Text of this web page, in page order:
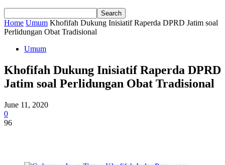
Home Umum Khofifah Dukung Inisiatif Raperda DPRD Jatim soal
Perlidungan Obat Tradisional
Umum
Khofifah Dukung Inisiatif Raperda DPRD
Jatim soal Perlidungan Obat Tradisional
June 11, 2020
0
96